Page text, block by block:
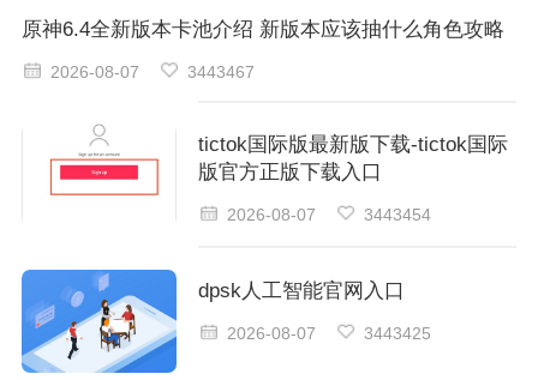
原神6.4全新版本卡池介绍 新版本应该抽什么角色攻略
2026-08-07 3443467
tictok国际版最新版下载-tictok国际
版官方正版下载入口
2026-08-07 3443454
dpsk人工智能官网入口
2026-08-07 3443425